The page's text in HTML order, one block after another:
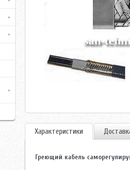
Характеристики
Греющий кабель